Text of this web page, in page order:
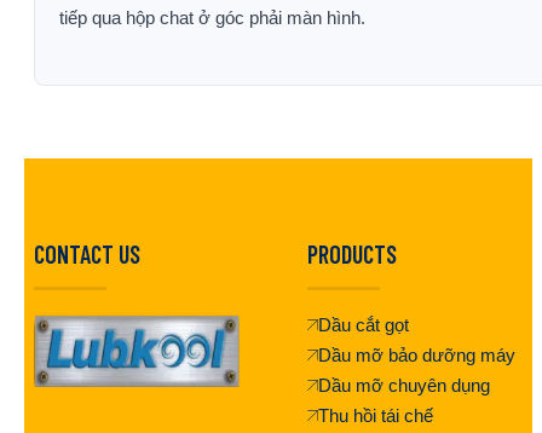
tiếp qua hộp chat ở góc phải màn hình.
CONTACT US PRODUCTS
Dầu cắt gọt
Dầu mỡ bảo dưỡng máy
Dầu mỡ chuyên dụng
Thu hồi tái chế